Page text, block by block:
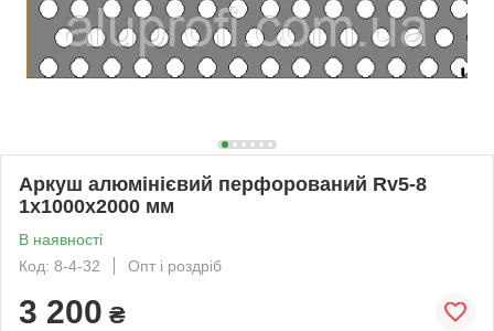
Аркуш алюмінієвий перфорований Rv5-8
1х1000х2000 мм
В наявності
Код: 8-4-32
Опт і роздріб
3 200 ₴